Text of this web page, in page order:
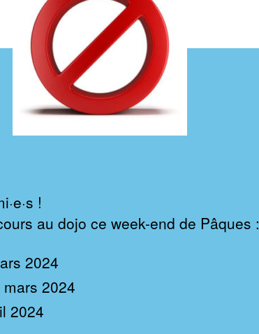
!
au dojo ce week-end de Pâques :
2024
2024
2024